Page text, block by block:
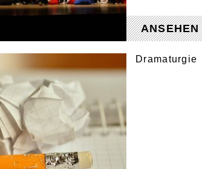
ANSEHEN
Dramaturgie